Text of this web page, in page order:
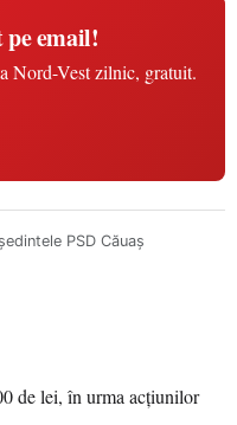
email!
Nord-Vest zilnic, gratuit.
PSD Căuaș